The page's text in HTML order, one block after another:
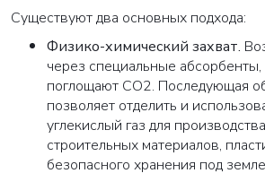
Существуют два основных подхода:
Физико-химический захват.
через специальные
поглощают CO2. Последующая
позволяет отделить и
углекислый газ для
строительных материалов,
безопасного хранения под